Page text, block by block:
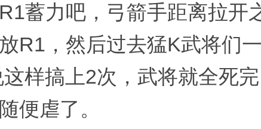
蓄力吧，弓箭手距离拉开
R1，然后过去猛K武将们一
样搞上2次，武将就全死完
便虐了。